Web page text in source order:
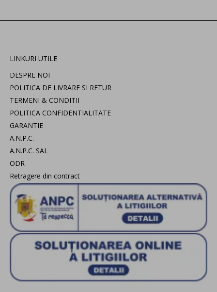
LINKURI UTILE
DESPRE NOI
POLITICA DE LIVRARE SI RETUR
TERMENI & CONDITII
POLITICA CONFIDENTIALITATE
GARANTIE
A.N.P.C.
A.N.P.C. SAL
ODR
Retragere din contract